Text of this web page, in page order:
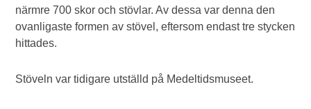
närmre 700 skor och stövlar. Av dessa var denna den
ovanligaste formen av stövel, eftersom endast tre stycken
hittades.
Stöveln var tidigare utställd på Medeltidsmuseet.